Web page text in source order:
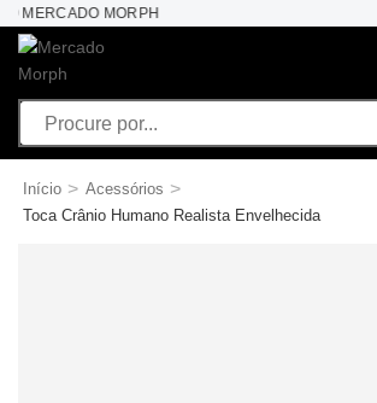
MERCADO MORPH
Início > Acessórios >
Toca Crânio Humano Realista Envelhecida